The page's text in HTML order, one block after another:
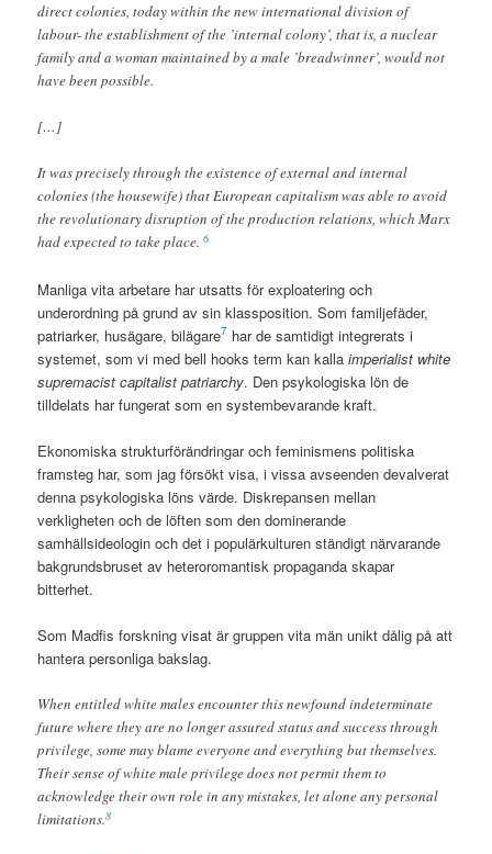
direct colonies, today within the new international division of
labour- the establishment of the ’internal colony’, that is, a nuclear
family and a woman maintained by a male ’breadwinner’, would not
have been possible.
[…]
It was precisely through the existence of external and internal
colonies (the housewife) that European capitalism was able to avoid
the revolutionary disruption of the production relations, which Marx
had expected to take place.6
Manliga vita arbetare har utsatts för exploatering och
underordning på grund av sin klassposition. Som familjefäder,
patriarker, husägare, bilägare7 har de samtidigt integrerats i
systemet, som vi med bell hooks term kan kallaimperialist white
supremacist capitalist patriarchy. Den psykologiska lön de
tilldelats har fungerat som en systembevarande kraft.
Ekonomiska strukturförändringar och feminismens politiska
framsteg har, som jag försökt visa, i vissa avseenden devalverat
denna psykologiska löns värde. Diskrepansen mellan
verkligheten och de löften som den dominerande
samhällsideologin och det i populärkulturen ständigt närvarande
bakgrundsbruset av heteroromantisk propaganda skapar
bitterhet.
Som Madfis forskning visat är gruppen vita män unikt dålig på att
hantera personliga bakslag.
When entitled white males encounter this newfound indeterminate
future where they are no longer assured status and success through
privilege, some may blame everyone and everything but themselves.
Their sense of white male privilege does not permit them to
acknowledge their own role in any mistakes, let alone any personal
limitations.8